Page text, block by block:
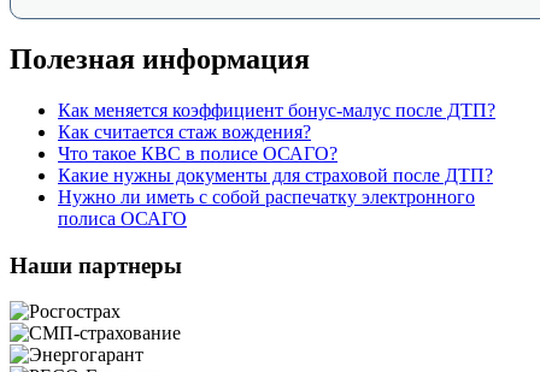
Полезная информация
Как меняется коэффициент бонус-малус после ДТП?
Как считается стаж вождения?
Что такое КВС в полисе ОСАГО?
Какие нужны документы для страховой после ДТП?
Нужно ли иметь с собой распечатку электронного
полиса ОСАГО
Наши партнеры